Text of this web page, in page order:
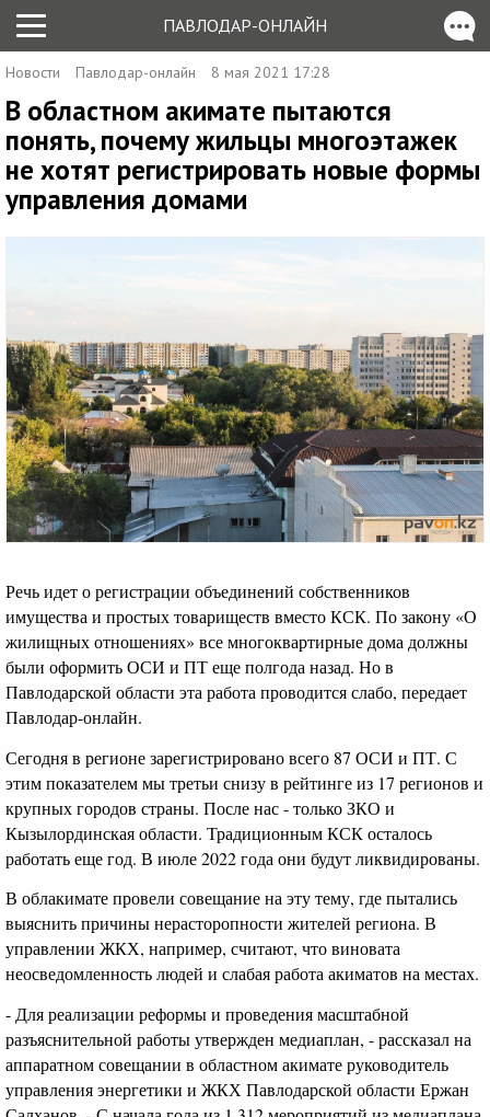
ПАВЛОДАР-ОНЛАЙН
Новости Павлодар-онлайн 8 мая 2021 17:28
В областном акимате пытаются
понять, почему жильцы многоэтажек
не хотят регистрировать новые формы
управления домами
Речь идет о регистрации объединений собственников
имущества и простых товариществ вместо КСК. По закону «О
жилищных отношениях» все многоквартирные дома должны
были оформить ОСИ и ПТ еще полгода назад. Но в
Павлодарской области эта работа проводится слабо, передает
Павлодар-онлайн.
Сегодня в регионе зарегистрировано всего 87 ОСИ и ПТ. С
этим показателем мы третьи снизу в рейтинге из 17 регионов и
крупных городов страны. После нас - только ЗКО и
Кызылординская области. Традиционным КСК осталось
работать еще год. В июле 2022 года они будут ликвидированы.
В облакимате провели совещание на эту тему, где пытались
выяснить причины нерасторопности жителей региона. В
управлении ЖКХ, например, считают, что виновата
неосведомленность людей и слабая работа акиматов на местах.
- Для реализации реформы и проведения масштабной
разъяснительной работы утвержден медиаплан, - рассказал на
аппаратном совещании в областном акимате руководитель
управления энергетики и ЖКХ Павлодарской области Ержан